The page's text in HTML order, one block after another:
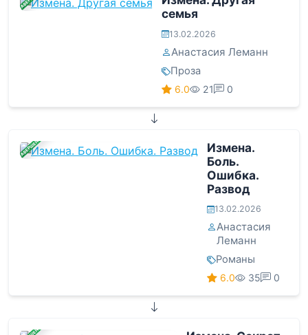
семья
13.02.2026
Анастасия Леманн
Проза
6.0 21 0
ЗАВЕРШЕНА
Измена.
Боль.
Ошибка.
Развод
13.02.2026
Анастасия
Леманн
Романы
6.0 35 0